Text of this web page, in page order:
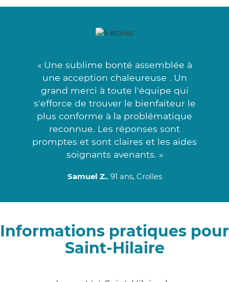
« Une sublime bonté assemblée à
une acception chaleureuse . Un
grand merci à toute l'équipe qui
s'efforce de trouver le bienfaiteur le
plus conforme à la problématique
reconnue. Les réponses sont
promptes et sont claires et les aides
soignants avenants. »
Samuel Z., 91 ans, Crolles
Informations pratiques pour
Saint-Hilaire